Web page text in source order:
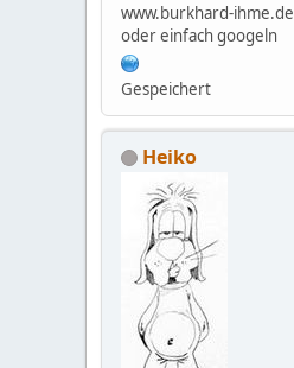
www.burkhard-ihme.de
oder einfach googeln
Gespeichert
Heiko